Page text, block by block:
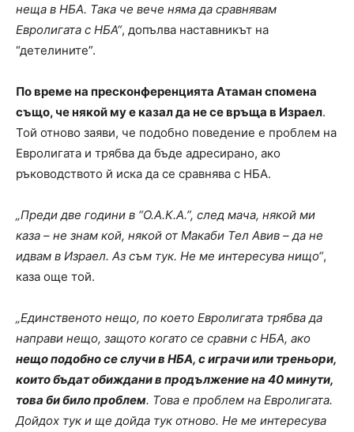
неща в НБА. Така че вече няма да сравнявам
Евролигата с НБА“, допълва наставникът на
“детелините”.
По време на пресконференцията Атаман спомена
също, че някой му е казал да не се връща в Израел.
Той отново заяви, че подобно поведение е проблем на
Евролигата и трябва да бъде адресирано, ако
ръководството й иска да се сравнява с НБА.
„Преди две години в “О.А.К.А.”, след мача, някой ми
каза – не знам кой, някой от Макаби Тел Авив – да не
идвам в Израел. Аз съм тук. Не ме интересува нищо“,
каза още той.
„Единственото нещо, по което Евролигата трябва да
направи нещо, защото когато се сравни с НБА, ако
нещо подобно се случи в НБА, с играчи или треньори,
които бъдат обиждани в продължение на 40 минути,
това би било проблем. Това е проблем на Евролигата.
Дойдох тук и ще дойда тук отново. Не ме интересува